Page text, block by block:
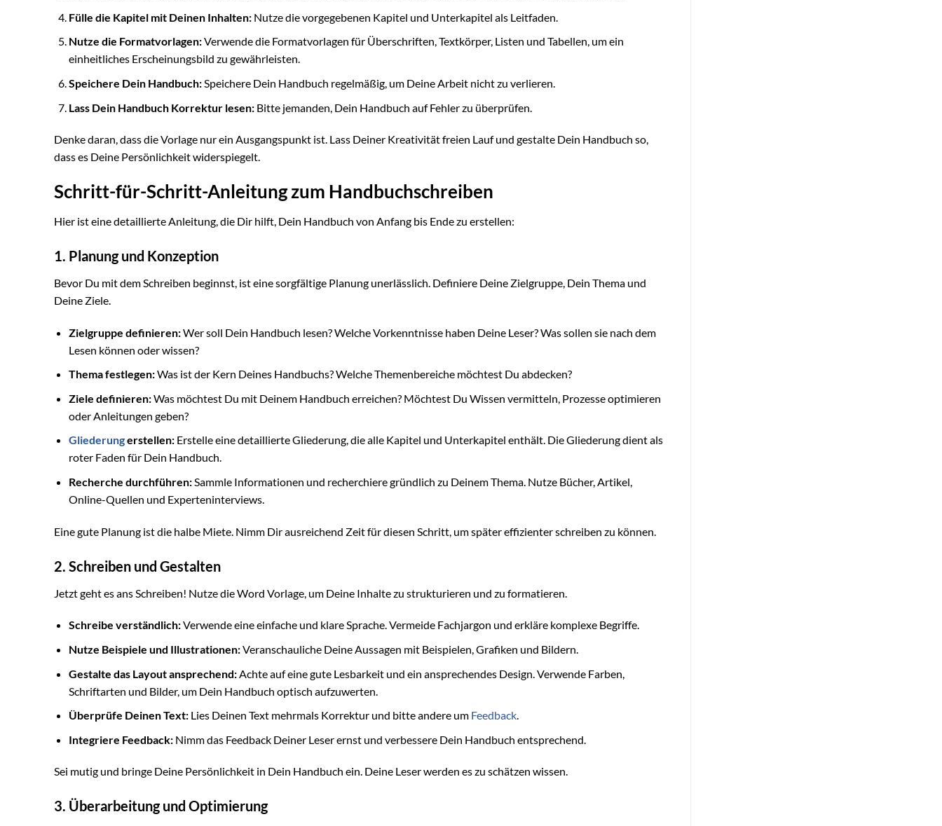
Fülle die Kapitel mit Deinen Inhalten:Nutze die vorgegebenen Kapitel und Unterkapitel als Leitfaden.
Nutze die Formatvorlagen:Verwende die Formatvorlagen für Überschriften, Textkörper, Listen und Tabellen, um ein
einheitliches Erscheinungsbild zu gewährleisten.
Speichere Dein Handbuch:Speichere Dein Handbuch regelmäßig, um Deine Arbeit nicht zu verlieren.
Lass Dein Handbuch Korrektur lesen:Bitte jemanden, Dein Handbuch auf Fehler zu überprüfen.
Denke daran, dass die Vorlage nur ein Ausgangspunkt ist. Lass Deiner Kreativität freien Lauf und gestalte Dein Handbuch so,
dass es Deine Persönlichkeit widerspiegelt.
Schritt-für-Schritt-Anleitung zum Handbuchschreiben
Hier ist eine detaillierte Anleitung, die Dir hilft, Dein Handbuch von Anfang bis Ende zu erstellen:
1. Planung und Konzeption
Bevor Du mit dem Schreiben beginnst, ist eine sorgfältige Planung unerlässlich. Definiere Deine Zielgruppe, Dein Thema und
Deine Ziele.
Zielgruppe definieren:Wer soll Dein Handbuch lesen? Welche Vorkenntnisse haben Deine Leser? Was sollen sie nach dem
Lesen können oder wissen?
Thema festlegen:Was ist der Kern Deines Handbuchs? Welche Themenbereiche möchtest Du abdecken?
Ziele definieren:Was möchtest Du mit Deinem Handbuch erreichen? Möchtest Du Wissen vermitteln, Prozesse optimieren
oder Anleitungen geben?
Gliederungerstellen:Erstelle eine detaillierte Gliederung, die alle Kapitel und Unterkapitel enthält. Die Gliederung dient als
roter Faden für Dein Handbuch.
Recherche durchführen:Sammle Informationen und recherchiere gründlich zu Deinem Thema. Nutze Bücher, Artikel,
Online-Quellen und Experteninterviews.
Eine gute Planung ist die halbe Miete. Nimm Dir ausreichend Zeit für diesen Schritt, um später effizienter schreiben zu können.
2. Schreiben und Gestalten
Jetzt geht es ans Schreiben! Nutze die Word Vorlage, um Deine Inhalte zu strukturieren und zu formatieren.
Schreibe verständlich:Verwende eine einfache und klare Sprache. Vermeide Fachjargon und erkläre komplexe Begriffe.
Nutze Beispiele und Illustrationen:Veranschauliche Deine Aussagen mit Beispielen, Grafiken und Bildern.
Gestalte das Layout ansprechend:Achte auf eine gute Lesbarkeit und ein ansprechendes Design. Verwende Farben,
Schriftarten und Bilder, um Dein Handbuch optisch aufzuwerten.
Überprüfe Deinen Text:Lies Deinen Text mehrmals Korrektur und bitte andere um Feedback.
Integriere Feedback:Nimm das Feedback Deiner Leser ernst und verbessere Dein Handbuch entsprechend.
Sei mutig und bringe Deine Persönlichkeit in Dein Handbuch ein. Deine Leser werden es zu schätzen wissen.
3. Überarbeitung und Optimierung